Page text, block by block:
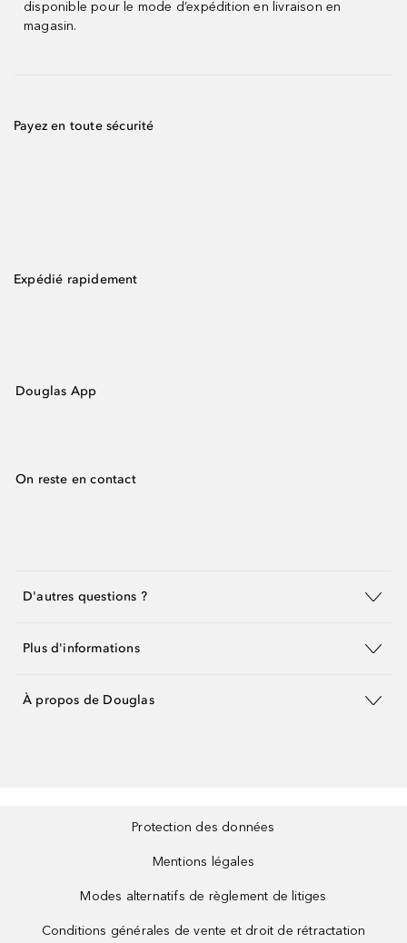
disponible pour le mode d’expédition en livraison en
magasin.
Payez en toute sécurité
Expédié rapidement
Douglas App
On reste en contact
D'autres questions ?
Plus d'informations
À propos de Douglas
Protection des données
Mentions légales
Modes alternatifs de règlement de litiges
Conditions générales de vente et droit de rétractation